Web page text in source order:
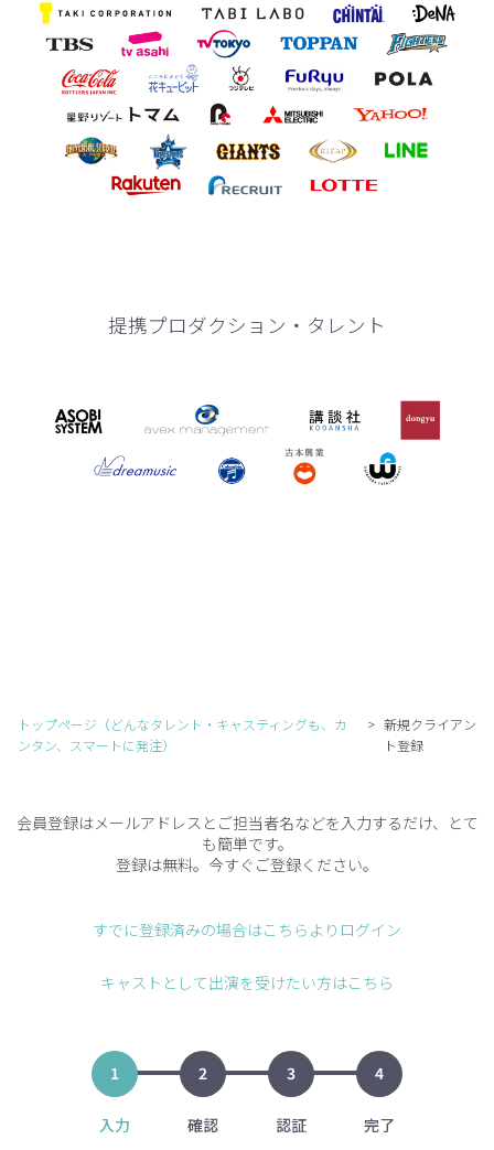
提携プロダクション・タレント
トップページ（どんなタレント・キャスティングも、カ
ンタン、スマートに発注）
新規クライアン
ト登録
会員登録はメールアドレスとご担当者名などを入力するだけ、とて
も簡単です。
登録は無料。今すぐご登録ください。
すでに登録済みの場合はこちらよりログイン
キャストとして出演を受けたい方はこちら
1
入力
2
確認
3
認証
4
完了